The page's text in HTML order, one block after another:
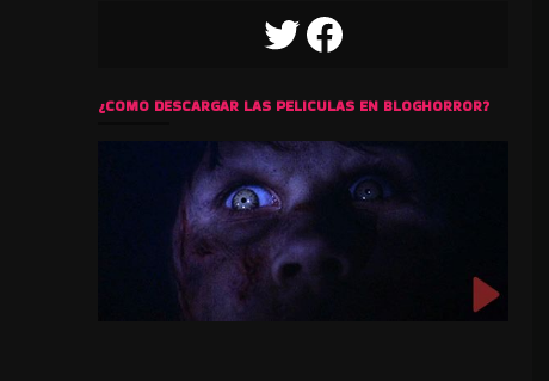
TWITTERFACEBOOK
¿COMO DESCARGAR LAS PELICULAS EN BLOGHORROR?